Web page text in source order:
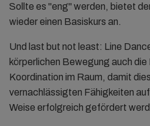
Sollte es "eng" werden, bietet
wieder einen Basiskurs an.
Und last but not least: Line
körperlichen Bewegung auch
Koordination im Raum, damit
vernachlässigten Fähigkeiten
Weise erfolgreich gefördert